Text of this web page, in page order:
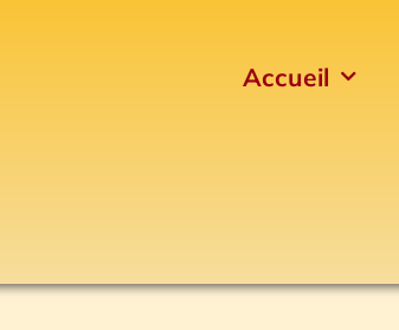
Accueil